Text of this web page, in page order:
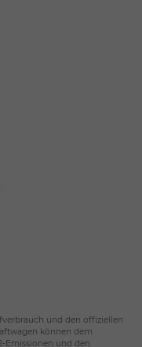
und den offiziellen
können dem
Emissionen und den